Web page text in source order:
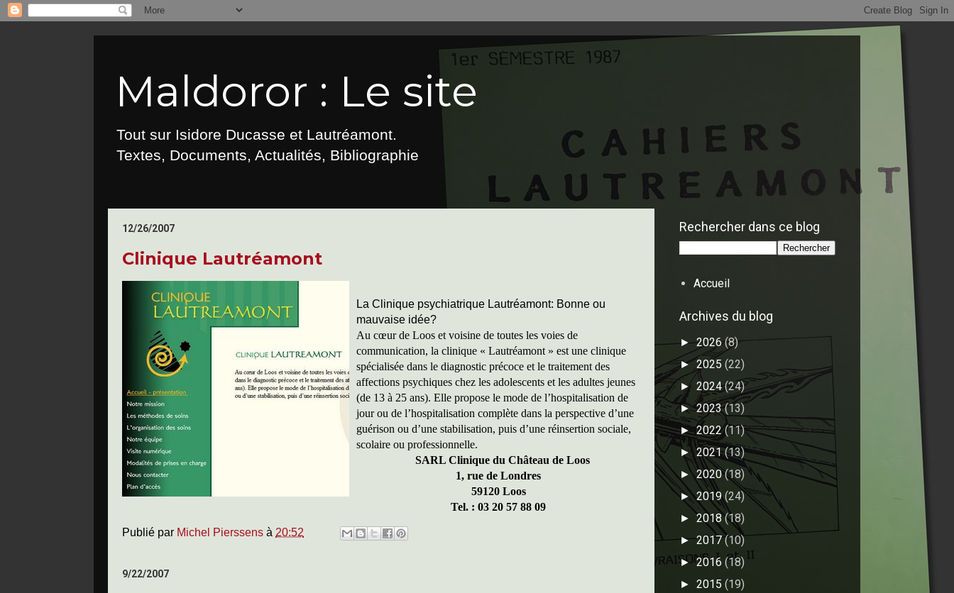
Maldoror : Le site
Tout sur Isidore Ducasse et Lautréamont.
Textes, Documents, Actualités, Bibliographie
12/26/2007
Clinique Lautréamont
La Clinique psychiatrique Lautréamont: Bonne ou
mauvaise idée?
Au cœur de Loos et voisine de toutes les voies de
communication, la clinique « Lautréamont » est une clinique
spécialisée dans le diagnostic précoce et le traitement des
affections psychiques chez les adolescents et les adultes jeunes
(de 13 à 25 ans). Elle propose le mode de l’hospitalisation de
jour ou de l’hospitalisation complète dans la perspective d’une
guérison ou d’une stabilisation, puis d’une réinsertion sociale,
scolaire ou professionnelle.
SARL Clinique du Château de Loos
1, rue de Londres
59120 Loos
Tel. : 03 20 57 88 09
Publié par Michel Pierssens à 20:52
9/22/2007
Rechercher dans ce blog
Accueil
Archives du blog
►2026(8)
►2025 (22)
► 2024(24)
►2023(13)
►2022(11)
►2021(13)
►2020(18)
►2019(24)
► 2018(18)
►2017(10)
►2016 (18)
► 2015 (19)